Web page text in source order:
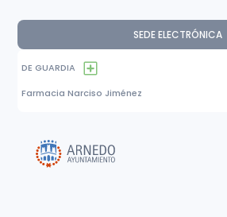
SEDE ELECTRÓNICA
DE GUARDIA
Farmacia Narciso Jiménez